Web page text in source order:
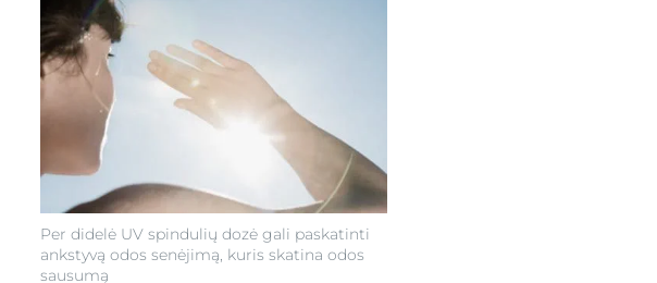
Per didelė UV spindulių dozė gali paskatinti
ankstyvą odos senėjimą, kuris skatina odos
sausumą